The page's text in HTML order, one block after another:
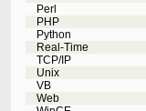
Perl
PHP
Python
Real-Time
TCP/IP
Unix
VB
Web